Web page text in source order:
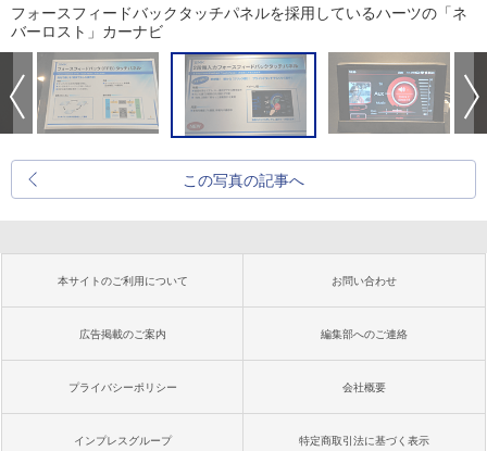
フォースフィードバックタッチパネルを採用しているハーツの「ネ
バーロスト」カーナビ
この写真の記事へ
本サイトのご利用について お問い合わせ
広告掲載のご案内 編集部へのご連絡
プライバシーポリシー 会社概要
インプレスグループ 特定商取引法に基づく表示